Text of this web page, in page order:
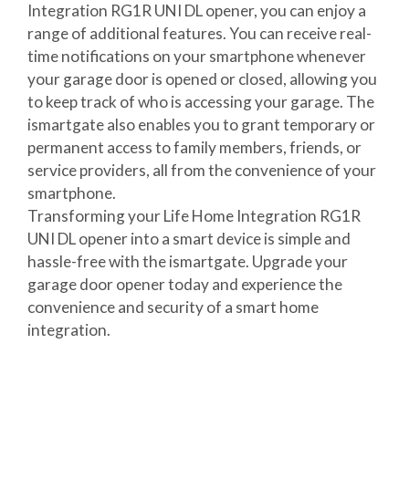
Integration RG1R UNI DL opener, you can enjoy a
range of additional features. You can receive real-
time notifications on your smartphone whenever
your garage door is opened or closed, allowing you
to keep track of who is accessing your garage. The
ismartgate also enables you to grant temporary or
permanent access to family members, friends, or
service providers, all from the convenience of your
smartphone.
Transforming your Life Home Integration RG1R
UNI DL opener into a smart device is simple and
hassle-free with the ismartgate. Upgrade your
garage door opener today and experience the
convenience and security of a smart home
integration.